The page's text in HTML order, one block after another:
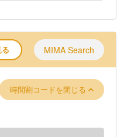
MIMA Search
時間割コードを閉じる